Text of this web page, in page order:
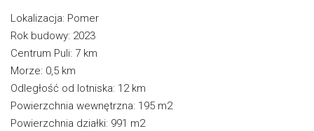
Lokalizacja: Pomer
Rok budowy: 2023
Centrum Puli: 7 km
Morze: 0,5 km
Odległość od lotniska: 12 km
Powierzchnia wewnętrzna: 195 m2
Powierzchnia działki: 991 m2